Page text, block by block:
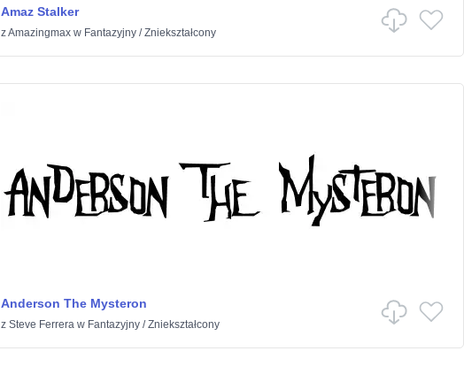
Amaz Stalker
zAmazingmaxw Fantazyjny/Zniekształcony
Anderson The Mysteron
z Steve Ferreraw Fantazyjny/Zniekształcony